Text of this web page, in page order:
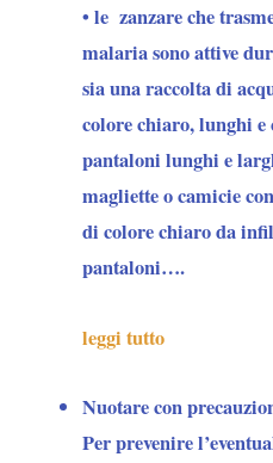
• lezanzareche
malaria sono attive
sia una raccolta di
colore chiaro, lunghi e
pantaloni lunghi e
magliette o camicie
di colore chiaro da
pantaloni….
leggi tutto
Nuotare con
Perprevenire